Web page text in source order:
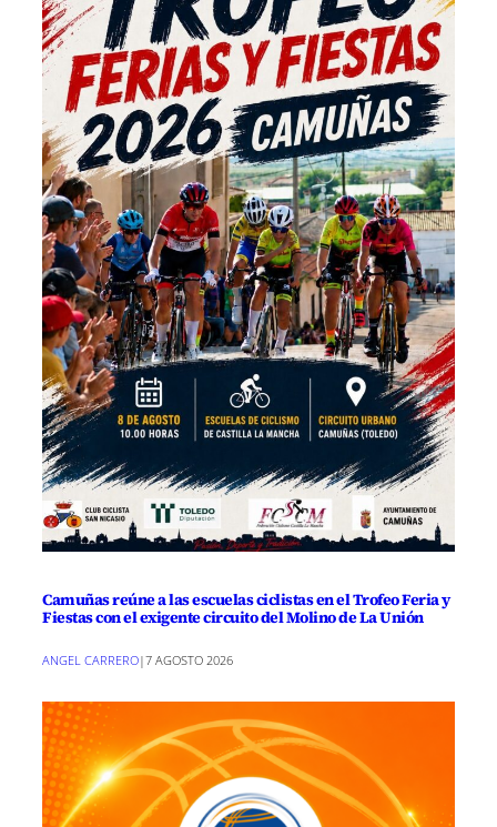
Camuñas reúne a las escuelas ciclistas en el Trofeo Feria y
Fiestas con el exigente circuito del Molino de La Unión
ANGEL CARRERO|7 AGOSTO 2026